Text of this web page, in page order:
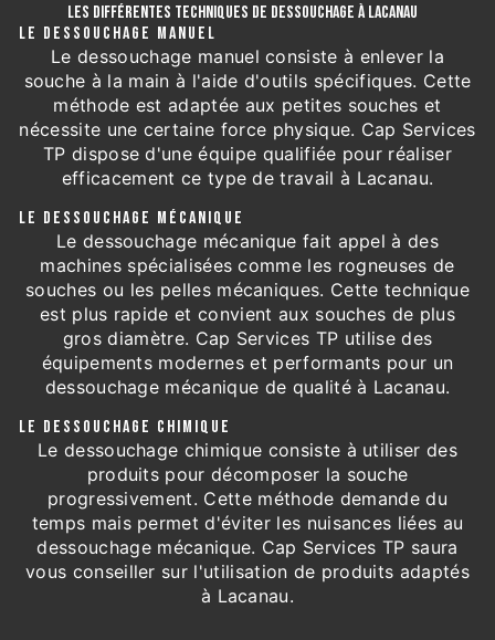
LES DIFFÉRENTES TECHNIQUES DE DESSOUCHAGE À LACANAU
LE DESSOUCHAGE MANUEL
Le dessouchage manuel consiste à enlever la
souche à la main à l'aide d'outils spécifiques. Cette
méthode est adaptée aux petites souches et
nécessite une certaine force physique. Cap Services
TP dispose d'une équipe qualifiée pour réaliser
efficacement ce type de travail à Lacanau.
LE DESSOUCHAGE MÉCANIQUE
Le dessouchage mécanique fait appel à des
machines spécialisées comme les rogneuses de
souches ou les pelles mécaniques. Cette technique
est plus rapide et convient aux souches de plus
gros diamètre. Cap Services TP utilise des
équipements modernes et performants pour un
dessouchage mécanique de qualité à Lacanau.
LE DESSOUCHAGE CHIMIQUE
Le dessouchage chimique consiste à utiliser des
produits pour décomposer la souche
progressivement. Cette méthode demande du
temps mais permet d'éviter les nuisances liées au
dessouchage mécanique. Cap Services TP saura
vous conseiller sur l'utilisation de produits adaptés
à Lacanau.